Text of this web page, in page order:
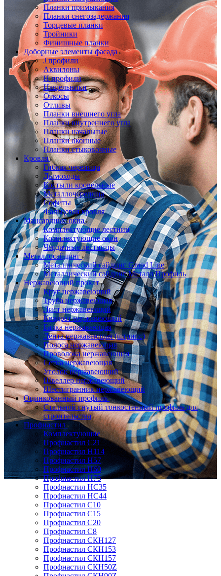
Планки примыкания
Планки снегозадержания
Торцевые планки
Тройники
Финишные планки
Доборные элементы фасада
J профили
Аквилоны
Н профили
Нащельники
Откосы
Отливы
Планки внешнего угла
Планки внутреннего угла
Планки начальные
Планки оконные
Планки стыковочные
Кровля
Гибкая черепица
Дымоходы
Костыли кровельные
Металлочерепица
Софиты
Фальцевая кровля
Мансардные окна
Комплектующие лестниц
Комплектующие окон
Чердачные лестницы
Металлосайдинг
Металлический сайдинг Grand Line
Металлический сайдинг Металл Профиль
Нержавеющий прокат
Круг нержавеющий
Труба нержавеющая
Лист нержавеющий
Квадрат нержавеющий
Балка нержавеющая
Лента нержавеющая (штрипс)
Полоса нержавеющая
Проволока нержавеющая
Сетка нержавеющая
Уголок нержавеющий
Швеллер нержавеющий
Шестигранник нержавеющий
Оцинкованный профиль
Стальной гнутый тонкостенный профиль для
строительства
Профнастил
Комплектующие
Профнастил C21
Профнастил Н114
Профнастил Н57
Профнастил Н60
Профнастил Н75
Профнастил НС35
Профнастил НС44
Профнастил С10
Профнастил С15
Профнастил С20
Профнастил С8
Профнастил СКН127
Профнастил СКН153
Профнастил СКН157
Профнастил СКН50Z